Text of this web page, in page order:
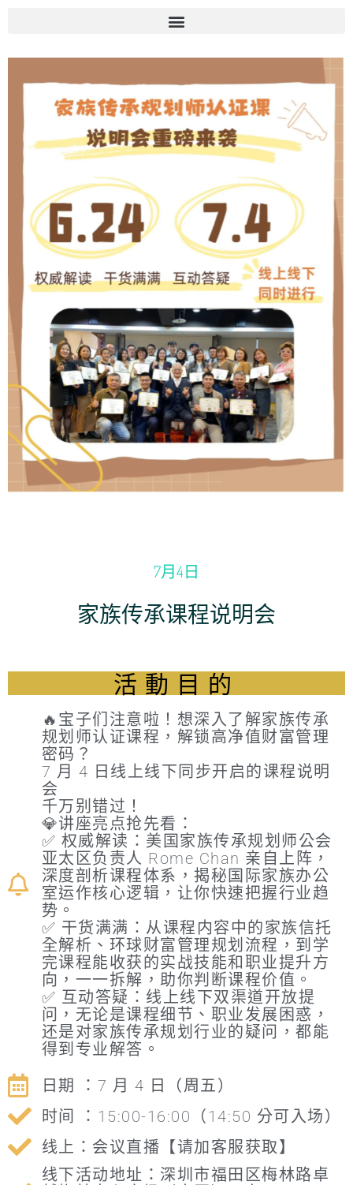
7月4日
家族传承课程说明会
活動目的
🔥宝子们注意啦！想深入了解家族传承
规划师认证课程，解锁高净值财富管理
密码？
7 月 4 日线上线下同步开启的课程说明
会
千万别错过！
💎讲座亮点抢先看：
✅ 权威解读：美国家族传承规划师公会
亚太区负责人 Rome Chan 亲自上阵，
深度剖析课程体系，揭秘国际家族办公
室运作核心逻辑，让你快速把握行业趋
势。
✅ 干货满满：从课程内容中的家族信托
全解析、环球财富管理规划流程，到学
完课程能收获的实战技能和职业提升方
向，一一拆解，助你判断课程价值。
✅ 互动答疑：线上线下双渠道开放提
问，无论是课程细节、职业发展困惑，
还是对家族传承规划行业的疑问，都能
得到专业解答。
日期 ：7 月 4 日（周五）
时间 ：15:00-16:00（14:50 分可入场）
线上：会议直播【请加客服获取】
线下活动地址：深圳市福田区梅林路卓